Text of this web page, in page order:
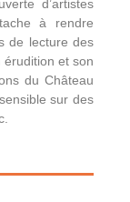
d’artistes
à rendre
de lecture des
érudition et son
du Château
sur des